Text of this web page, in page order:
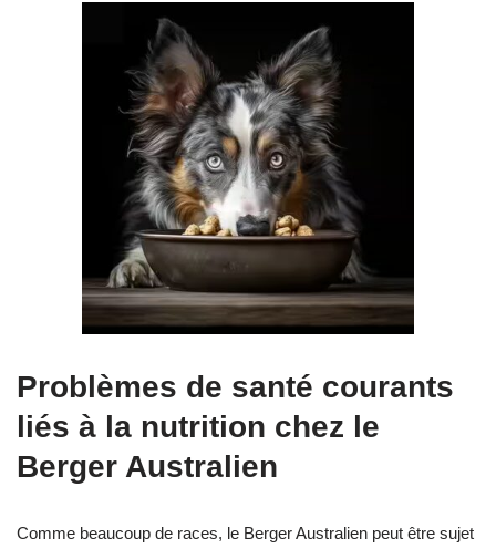
Problèmes de santé courants
liés à la nutrition chez le
Berger Australien
Comme beaucoup de races, le Berger Australien peut être sujet